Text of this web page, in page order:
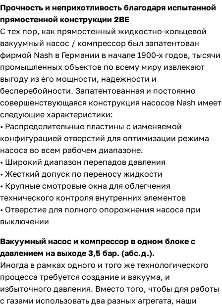
Прочность и неприхотливость благодаря испытанной
прямостенной конструкции 2BE
С тех пор, как прямостенный жидкостно-кольцевой
вакуумный насос / компрессор был запатентован
фирмой Nash в Германии в начале 1900-х годов, тысячи
промышленных объектов по всему миру извлекают
выгоду из его мощности, надежности и
бесперебойности. Запатентованная и постоянно
совершенствующаяся конструкция насосов Nash имеет
следующие характеристики:
• Распределительные пластины с изменяемой
конфигурацией отверстий для оптимизации режима
насоса во всем рабочем диапазоне.
• Широкий диапазон перепадов давления
• Жесткий допуск по переносу жидкости
• Крупные смотровые окна для облегчения
технического контроля внутренних элементов
• Отверстие для полного опорожнения насоса при
выключении
Вакуумный насос и компрессор в одном блоке с
давлением на выходе 3,5 бар. (абс.д.).
Иногда в рамках одного и того же технологического
процесса требуется создание и вакуума, и
избыточного давления. Вместо того, чтобы для работы
с газами использовать два разных агрегата, наши